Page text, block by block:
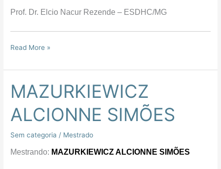
Prof. Dr. Elcio Nacur Rezende – ESDHC/MG
Read More »
MAZURKIEWICZ
ALCIONNE SIMÕES
Sem categoria / Mestrado
Mestrando: MAZURKIEWICZ ALCIONNE SIMÕES
MAZURKIEWICZ
ALCIONNE
SIMÕES